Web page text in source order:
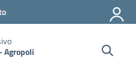
Agropoli